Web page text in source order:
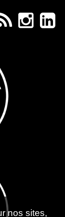
nos sites,